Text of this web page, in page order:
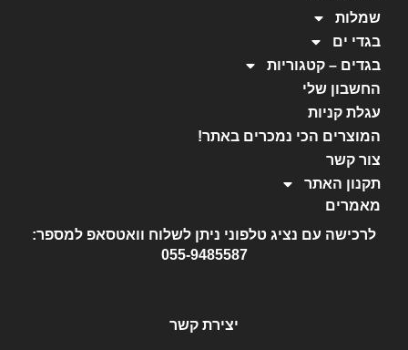
שמלות
בגדי ים
בגדים – קטגוריות
החשבון שלי
עגלת קניות
המוצרים הכי נמכרים באתר!
צור קשר
תקנון האתר
מאמרים
לרכישה עם נציג טלפוני ניתן לשלוח וואטסאפ למספר:
055-9485587
יצירת קשר